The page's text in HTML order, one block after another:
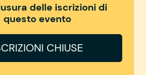
delle iscrizioni di
questo evento
CHIUSE